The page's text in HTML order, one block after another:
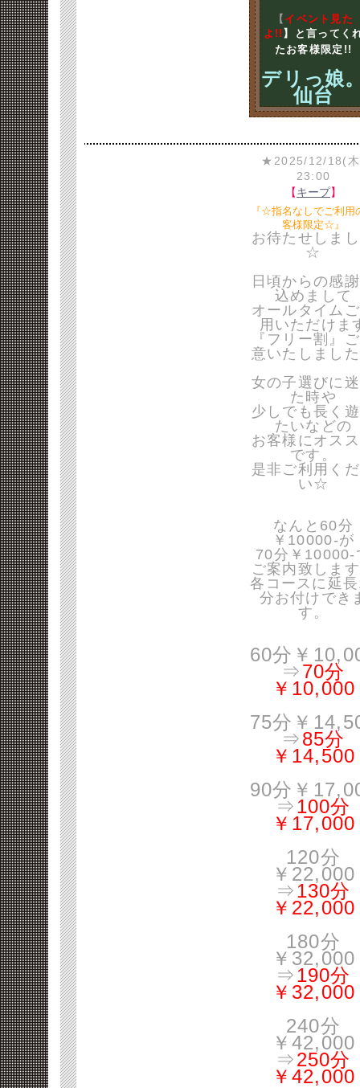
【 イベント見た
よ!! 】と言ってく
たお客様限定!!
デリっ娘
仙台
★2025/12/18(
23:00
【キープ】
『☆指名なしでご利用
客様限定☆』
お待たせしま
☆
日頃からの感
込めまして
オールタイム
用いただけま
『フリー割』
意いたしまし
女の子選びに
た時や
少しでも長く
たいなどの
お客様にオス
です。
是非ご利用く
い☆
なんと60分
￥10000-が
70分￥10000-
ご案内致しま
各コースに延
分お付けでき
す。
60分￥
⇒70分
￥10,000
75分￥
⇒85分
￥14,500
90分￥
⇒100分
￥17,000
120分
￥22,000
⇒130分
￥22,000
180分
￥32,000
⇒190分
￥32,000
240分
￥42,000
⇒250分
￥42,000